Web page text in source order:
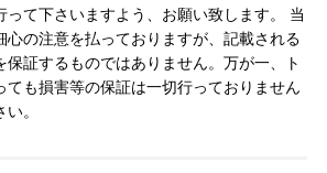
って下さいますよう、お願い致します。 当
心の注意を払っておりますが、記載される
保証するものではありません。万が一、ト
ても損害等の保証は一切行っておりません
。